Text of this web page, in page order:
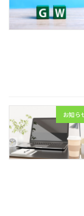
お知ら